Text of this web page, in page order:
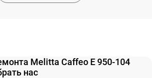
Melitta Caffeo E 950-104
нас